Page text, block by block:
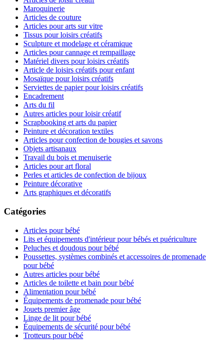
Maroquinerie
Articles de couture
Articles pour arts sur vitre
Tissus pour loisirs créatifs
Sculpture et modelage et céramique
Articles pour cannage et rempaillage
Matériel divers pour loisirs créatifs
Article de loisirs créatifs pour enfant
Mosaïque pour loisirs créatifs
Serviettes de papier pour loisirs créatifs
Encadrement
Arts du fil
Autres articles pour loisir créatif
Scrapbooking et arts du papier
Peinture et décoration textiles
Articles pour confection de bougies et savons
Objets artisanaux
Travail du bois et menuiserie
Articles pour art floral
Perles et articles de confection de bijoux
Peinture décorative
Arts graphiques et décoratifs
Catégories
Articles pour bébé
Lits et équipements d'intérieur pour bébés et puériculture
Peluches et doudous pour bébé
Poussettes, systèmes combinés et accessoires de promenade
pour bébé
Autres articles pour bébé
Articles de toilette et bain pour bébé
Alimentation pour bébé
Équipements de promenade pour bébé
Jouets premier âge
Linge de lit pour bébé
Équipements de sécurité pour bébé
Trotteurs pour bébé